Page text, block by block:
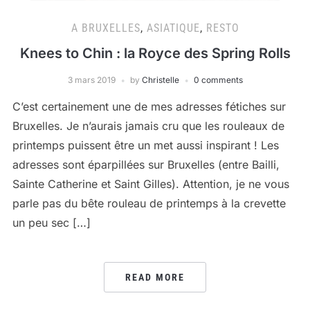
A BRUXELLES, ASIATIQUE, RESTO
Knees to Chin : la Royce des Spring Rolls
3 mars 2019 by Christelle 0 comments
C’est certainement une de mes adresses fétiches sur
Bruxelles. Je n’aurais jamais cru que les rouleaux de
printemps puissent être un met aussi inspirant ! Les
adresses sont éparpillées sur Bruxelles (entre Bailli,
Sainte Catherine et Saint Gilles). Attention, je ne vous
parle pas du bête rouleau de printemps à la crevette
un peu sec […]
READ MORE